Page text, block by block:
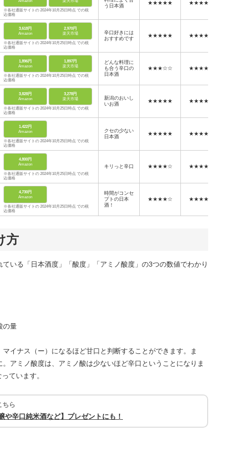
※各社通販サイトの 2024年10月25日時点 での税
込価格
う日本酒
★★★★★ ★★★★☆
3,618円
Amazon
2,970円
楽天市場
※各社通販サイトの 2024年10月25日時点 での税
込価格
辛口好きには
おすすめです
★★★★★ ★★★★★
1,896円
Amazon
1,897円
楽天市場
※各社通販サイトの 2024年10月25日時点 での税
込価格
どんな料理に
も合う辛口の
日本酒
★★★☆☆ ★★★★☆
3,828円
Amazon
3,278円
楽天市場
※各社通販サイトの 2024年10月25日時点 での税
込価格
新潟のおいし
いお酒
★★★★★ ★★★★☆
1,422円
Amazon
※各社通販サイトの 2024年10月25日時点 での税
込価格
クセの少ない
日本酒
★★★★★ ★★★★★
4,800円
Amazon
※各社通販サイトの 2024年10月25日時点 での税
込価格
キリっと辛口 ★★★★☆ ★★★★☆
4,730円
Amazon
※各社通販サイトの 2024年10月25日時点 での税
込価格
時間がコンセ
プトの日本
酒！
★★★★☆ ★★★★★
方
いる「日本酒度」「酸度」「アミノ酸度」の3つの数値でわかり
の量
イナス（ー）になるほど甘口と判断することができます。ま
アミノ酸度は、アミノ酸は少ないほど辛口ということになりま
ています。
ちら
辛口純米酒など】プレゼントにも！